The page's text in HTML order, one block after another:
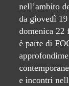
nell’ambito
da giovedì
domenica 22
è parte di
e incontri